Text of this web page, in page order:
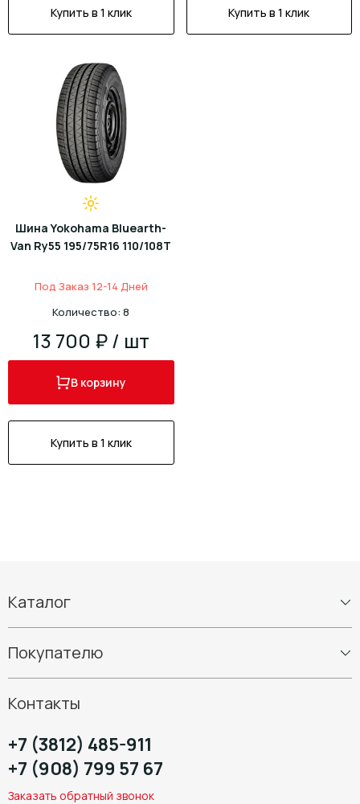
Купить в 1 клик Купить в 1 клик
Шина Yokohama Bluearth-
Van Ry55 195/75R16 110/108T
Под Заказ 12-14 Дней
Количество: 8
13 700 ₽ / шт
В корзину
Купить в 1 клик
Каталог
Диски
Шиномонтаж
Покупателю
Контакты
+7 (3812) 485-911
+7 (908) 799 57 67
Заказать обратный звонок